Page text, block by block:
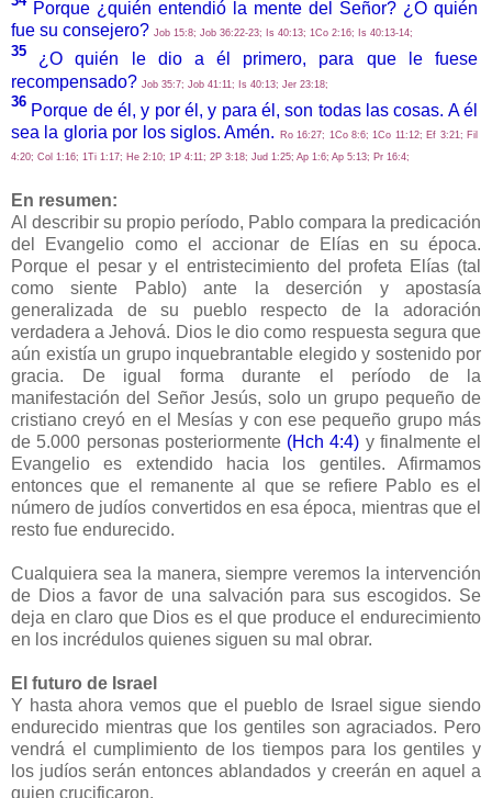
Porque ¿quién entendió la mente del Señor? ¿O quién
fue su consejero? Job 15:8; Job 36:22-23; Is 40:13; 1Co 2:16; Is 40:13-14;
35 ¿O quién le dio a él primero, para que le fuese
recompensado? Job 35:7; Job 41:11; Is 40:13; Jer 23:18;
36 Porque de él, y por él, y para él, son todas las cosas. A él
sea la gloria por los siglos. Amén.
Ro 16:27; 1Co 8:6; 1Co 11:12; Ef 3:21; Fil
4:20; Col 1:16; 1Ti 1:17; He 2:10; 1P 4:11; 2P 3:18; Jud 1:25; Ap 1:6; Ap 5:13; Pr 16:4;
En resumen:
Al describir su propio período, Pablo compara la predicación
del Evangelio como el accionar de Elías en su época.
Porque el pesar y el entristecimiento del profeta Elías (tal
como siente Pablo) ante la deserción y apostasía
generalizada de su pueblo respecto de la adoración
verdadera a Jehová. Dios le dio como respuesta segura que
aún existía un grupo inquebrantable elegido y sostenido por
gracia. De igual forma durante el período de la
manifestación del Señor Jesús, solo un grupo pequeño de
cristiano creyó en el Mesías y con ese pequeño grupo más
de 5.000 personas posteriormente (Hch 4:4) y finalmente el
Evangelio es extendido hacia los gentiles. Afirmamos
entonces que el remanente al que se refiere Pablo es el
número de judíos convertidos en esa época, mientras que el
resto fue endurecido.
Cualquiera sea la manera, siempre veremos la intervención
de Dios a favor de una salvación para sus escogidos. Se
deja en claro que Dios es el que produce el endurecimiento
en los incrédulos quienes siguen su mal obrar.
El futuro de Israel
Y hasta ahora vemos que el pueblo de Israel sigue siendo
endurecido mientras que los gentiles son agraciados. Pero
vendrá el cumplimiento de los tiempos para los gentiles y
los judíos serán entonces ablandados y creerán en aquel a
quien crucificaron.